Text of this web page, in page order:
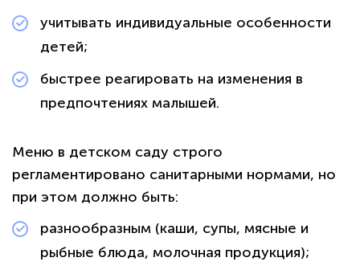
учитывать индивидуальные особенности
детей;
быстрее реагировать на изменения в
предпочтениях малышей.
Меню в детском саду строго
регламентировано санитарными нормами, но
при этом должно быть:
разнообразным (каши, супы, мясные и
рыбные блюда, молочная продукция);